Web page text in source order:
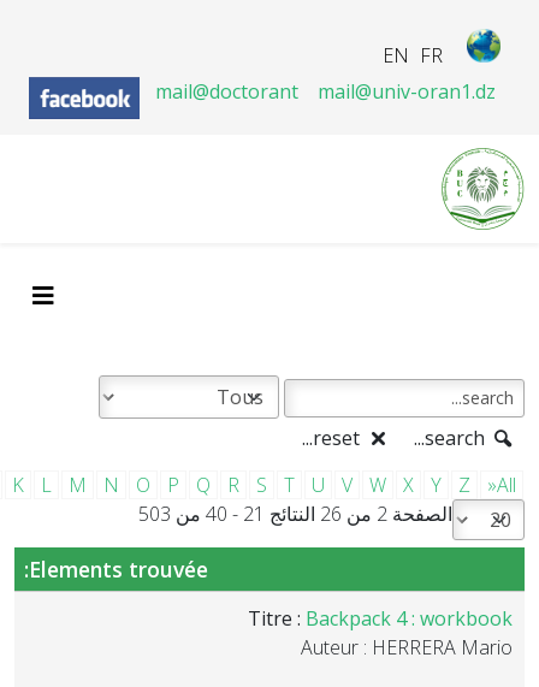
FR
EN
mail@doctorant
mail@univ-oran1.dz
K
L M N O P Q R S T U V W X Y Z
»All
الصفحة 2 من 26 النتائج 21 - 40 من 503
Elements trouvée:
Titre : Backpack 4 : workbook
Auteur : HERRERA Mario